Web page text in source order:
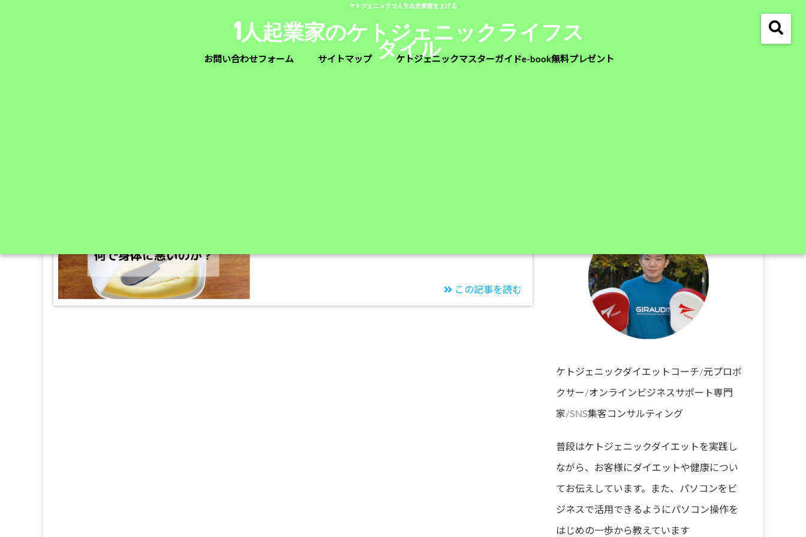
ケトジェニックで人生の充実度を上げる
1人起業家のケトジェニックライフス
タイル
お問い合わせフォーム サイトマップ ケトジェニックマスターガイドe-book無料プレゼント
この記事を読む
ケトジェニックダイエットコーチ/元プロボ
クサー/オンラインビジネスサポート専門
家/SNS集客コンサルティング
普段はケトジェニックダイエットを実践し
ながら、お客様にダイエットや健康につい
てお伝えしています。また、パソコンをビ
ジネスで活用できるようにパソコン操作を
はじめの一歩から教えています